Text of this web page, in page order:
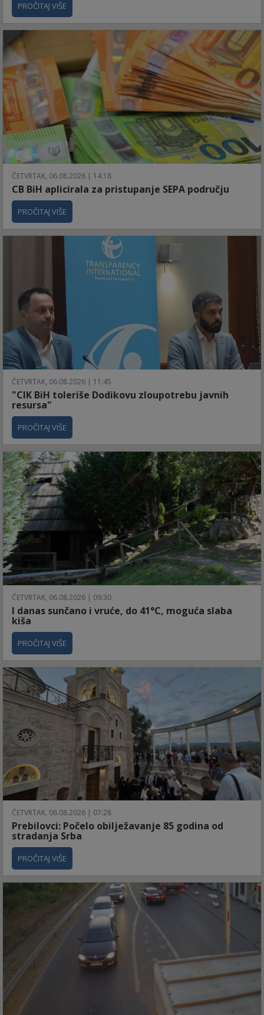
PROČITAJ VIŠE
ČETVRTAK, 06.08.2026 | 14:18
CB BiH aplicirala za pristupanje SEPA području
PROČITAJ VIŠE
ČETVRTAK, 06.08.2026 | 11:45
"CIK BiH toleriše Dodikovu zloupotrebu javnih
resursa"
PROČITAJ VIŠE
ČETVRTAK, 06.08.2026 | 09:30
I danas sunčano i vruće, do 41°C, moguća slaba
kiša
PROČITAJ VIŠE
ČETVRTAK, 06.08.2026 | 07:28
Prebilovci: Počelo obilježavanje 85 godina od
stradanja Srba
PROČITAJ VIŠE